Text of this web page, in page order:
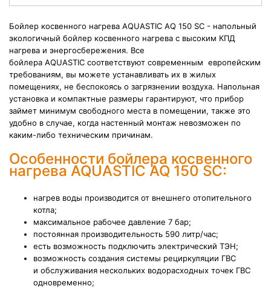
Бойлер косвенного нагрева AQUASTIC AQ 150 SC - напольный
экологичный бойлер косвенного нагрева с высоким КПД
нагрева и энергосбережения. Все
бойлера AQUASTIC соответствуют современным европейским
требованиям, вы можете устанавливать их в жилых
помещениях, не беспокоясь о загрязнении воздуха. Напольная
установка и компактные размеры гарантируют, что прибор
займет минимум свободного места в помещении, также это
удобно в случае, когда настенный монтаж невозможен по
каким-либо техническим причинам.
Особенности бойлера косвенного
нагрева AQUASTIC AQ 150 SC:
нагрев воды производится от внешнего отопительного
котла;
максимальное рабочее давление 7 бар;
постоянная производительность 590 литр/час;
есть возможность подключить электрический ТЭН;
возможность создания системы рециркуляции ГВС
и обслуживания нескольких водорасходных точек ГВС
одновременно;